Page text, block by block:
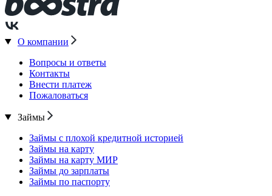
О компании
Вопросы и ответы
Контакты
Внести платеж
Пожаловаться
Займы
Займы с плохой кредитной историей
Займы на карту
Займы на карту МИР
Займы до зарплаты
Займы по паспорту